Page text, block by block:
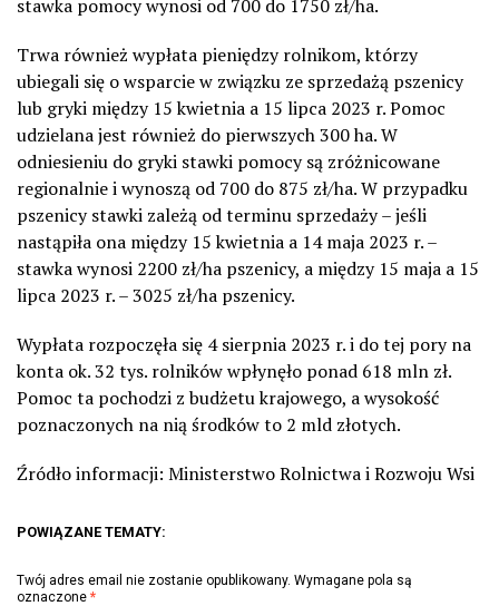
stawka pomocy wynosi od 700 do 1750 zł/ha.
Trwa również wypłata pieniędzy rolnikom, którzy
ubiegali się o wsparcie w związku ze sprzedażą pszenicy
lub gryki między 15 kwietnia a 15 lipca 2023 r. Pomoc
udzielana jest również do pierwszych 300 ha. W
odniesieniu do gryki stawki pomocy są zróżnicowane
regionalnie i wynoszą od 700 do 875 zł/ha. W przypadku
pszenicy stawki zależą od terminu sprzedaży – jeśli
nastąpiła ona między 15 kwietnia a 14 maja 2023 r. –
stawka wynosi 2200 zł/ha pszenicy, a między 15 maja a 15
lipca 2023 r. – 3025 zł/ha pszenicy.
Wypłata rozpoczęła się 4 sierpnia 2023 r. i do tej pory na
konta ok. 32 tys. rolników wpłynęło ponad 618 mln zł.
Pomoc ta pochodzi z budżetu krajowego, a wysokość
poznaczonych na nią środków to 2 mld złotych.
Źródło informacji: Ministerstwo Rolnictwa i Rozwoju Wsi
POWIĄZANE TEMATY:
Twój adres email nie zostanie opublikowany. Wymagane pola są
oznaczone *